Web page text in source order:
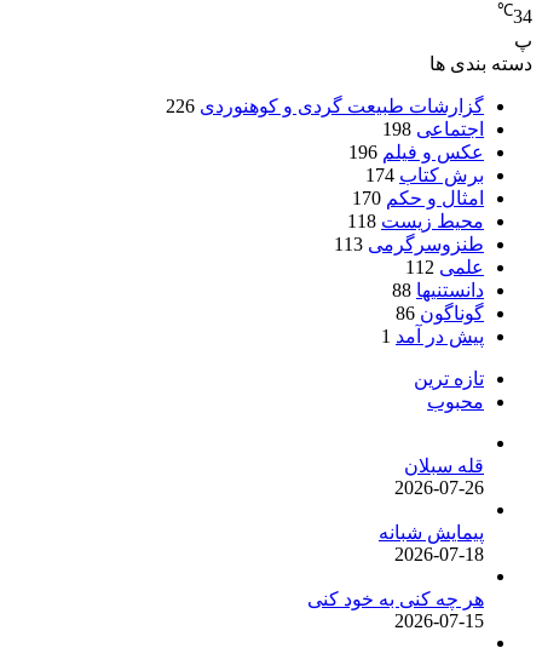
34
℃
پ
دسته بندی ها
گزارشات طبیعت گردی و کوهنوردی 226
اجتماعی 198
عکس و فیلم 196
برش کتاب 174
امثال و حکم 170
محیط زیست 118
طنزوسرگرمی 113
علمی 112
دانستنیها 88
گوناگون 86
پیش در آمد 1
تازه ترین
محبوب
قله سبلان
2026-07-26
پیمایش شبانه
2026-07-18
هر چه کنی به خود کنی
2026-07-15